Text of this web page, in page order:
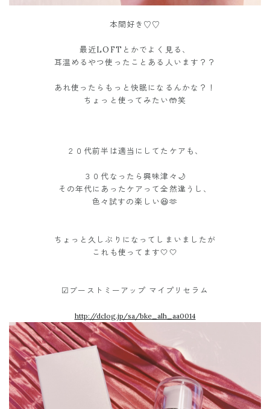
本間好き♡♡
最近LOFTとかでよく見る、
耳温めるやつ使ったことある人います？？
あれ使ったらもっと快眠になるんかな？！
ちょっと使ってみたい🤲笑
２０代前半は適当にしてたケアも、
３０代なったら興味津々🌙
その年代にあったケアって全然違うし、
色々試すの楽しい😆🫶
ちょっと久しぶりになってしまいましたが
これも使ってます🤍🤍
☑︎ブーストミーアップ マイプリセラム
http://dclog.jp/sa/bke_alh_aa0014